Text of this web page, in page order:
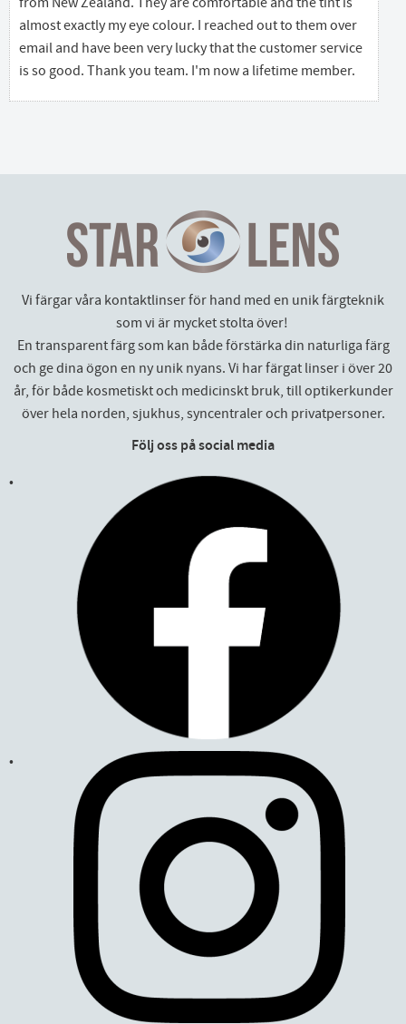
almost exactly my eye colour. I reached out to them over
email and have been very lucky that the customer service
is so good. Thank you team. I'm now a lifetime member.
Vi färgar våra kontaktlinser för hand med en unik färgteknik
som vi är mycket stolta över!
En transparent färg som kan både förstärka din naturliga färg
och ge dina ögon en ny unik nyans. Vi har färgat linser i över 20
år, för både kosmetiskt och medicinskt bruk, till optikerkunder
över hela norden, sjukhus, syncentraler och privatpersoner.
Följ oss på social media